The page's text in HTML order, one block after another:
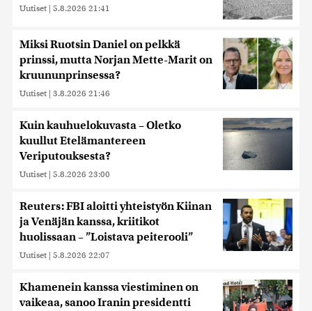
Uutiset | 5.8.2026 21:41
Miksi Ruotsin Daniel on pelkkä
prinssi, mutta Norjan Mette-Marit on
kruununprinsessa?
Uutiset | 3.8.2026 21:46
Kuin kauhuelokuvasta – Oletko
kuullut Etelämantereen
Veriputouksesta?
Uutiset | 5.8.2026 23:00
Reuters: FBI aloitti yhteistyön Kiinan
ja Venäjän kanssa, kriitikot
huolissaan – ”Loistava peiterooli”
Uutiset | 5.8.2026 22:07
Khamenein kanssa viestiminen on
vaikeaa, sanoo Iranin presidentti